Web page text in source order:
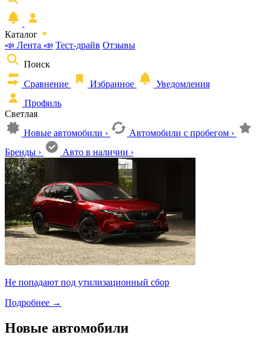
Каталог
📣 Лента 📣 Тест-драйв Отзывы
Поиск
Сравнение
Избранное
Уведомления
Профиль
Светлая
Новые автомобили › Автомобили с пробегом ›
Бренды › Авто в наличии ›
Не попадают под утилизационный сбор
Подробнее →
Новые автомобили